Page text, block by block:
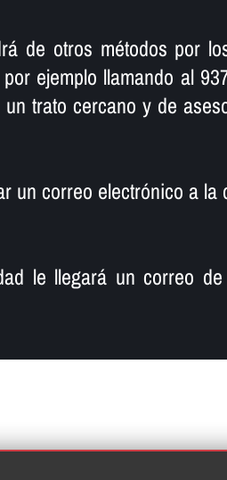
de otros métodos por
ejemplo llamando al
trato cercano y de
un correo electrónico a la
le llegará un correo